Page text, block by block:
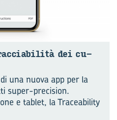
dei cu­
una nuova app per la
super-precision.
e tablet, la Traceability